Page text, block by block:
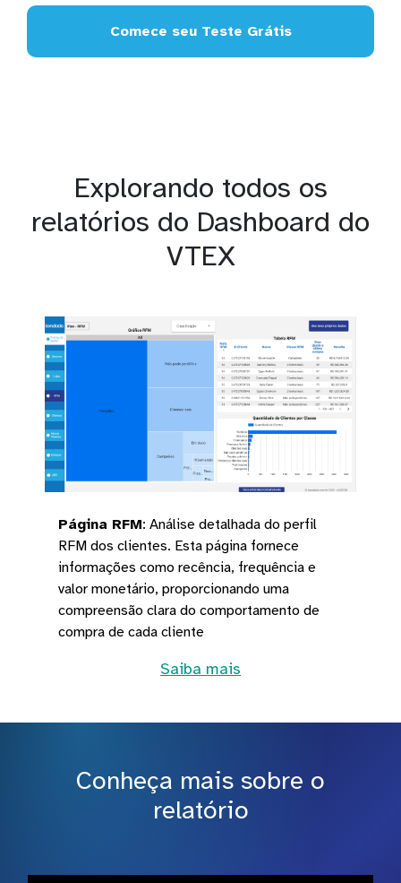
Comece seu Teste Grátis
Explorando todos os
relatórios do Dashboard do
VTEX
Página RFM: Análise detalhada do perfil
RFM dos clientes. Esta página fornece
informações como recência, frequência e
valor monetário, proporcionando uma
compreensão clara do comportamento de
compra de cada cliente
Saiba mais
Conheça mais sobre o
relatório